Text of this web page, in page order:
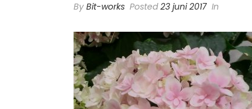
By Bit-works Posted23 juni 2017 In